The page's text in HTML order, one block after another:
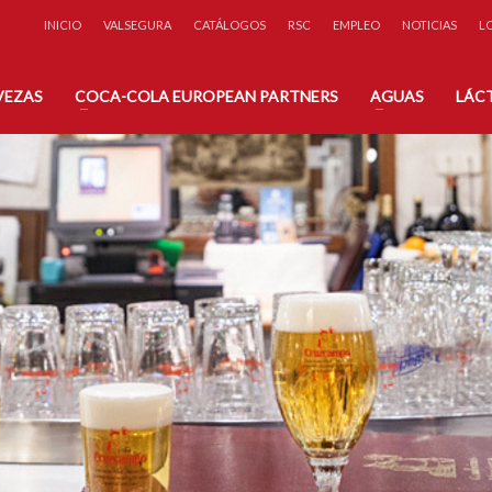
INICIO VALSEGURA CATÁLOGOS RSC EMPLEO NOTICIAS
COCA-COLA EUROPEAN PARTNERS AGUAS